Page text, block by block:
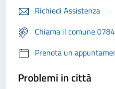
Richiedi Assistenza
Chiama il comune
Prenota un
Problemi in città